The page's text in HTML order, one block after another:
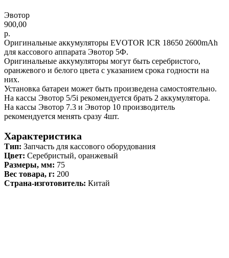
Эвотор
900,00
р.
Оригинальные аккумуляторы EVOTOR ICR 18650 2600mAh
для кассового аппарата Эвотор 5Ф.
Оригинальные аккумуляторы могут быть серебристого,
оранжевого и белого цвета с указанием срока годности на
них.
Установка батареи может быть произведена самостоятельно.
На кассы Эвотор 5/5i рекомендуется брать 2 аккумулятора.
На кассы Эвотор 7.3 и Эвотор 10 производитель
рекомендуется менять сразу 4шт.
Характеристика
Тип: Запчасть для кассового оборудования
Цвет: Серебристый, оранжевый
Размеры, мм: 75
Вес товара, г: 200
Страна-изготовитель: Китай